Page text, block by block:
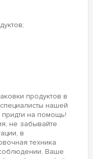
продуктов в
нашей
придти на помощь!
не забывайте
в
техника
Ваше